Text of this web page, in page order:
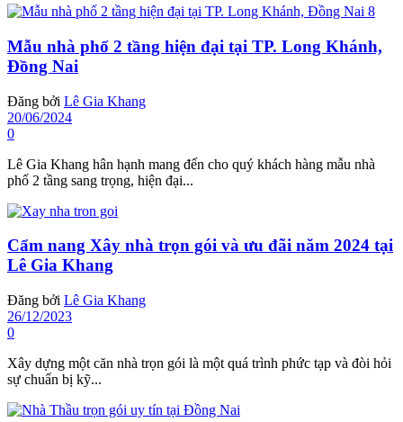
Mẫu nhà phố 2 tầng hiện đại tại TP. Long Khánh,
Đồng Nai
Đăng bởi Lê Gia Khang
20/06/2024
0
Lê Gia Khang hân hạnh mang đến cho quý khách hàng mẫu nhà
phố 2 tầng sang trọng, hiện đại...
Cẩm nang Xây nhà trọn gói và ưu đãi năm 2024 tại
Lê Gia Khang
Đăng bởi Lê Gia Khang
26/12/2023
0
Xây dựng một căn nhà trọn gói là một quá trình phức tạp và đòi hỏi
sự chuẩn bị kỹ...